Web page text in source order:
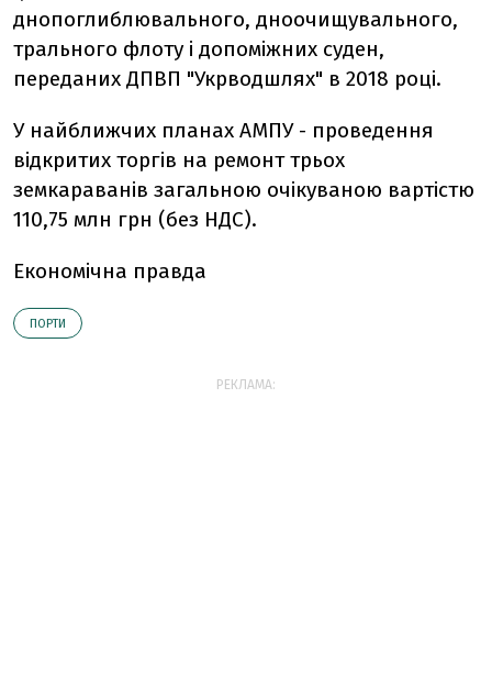
днопоглиблювального, дноочищувального,
трального флоту і допоміжних суден,
переданих ДПВП "Укрводшлях" в 2018 році.
У найближчих планах АМПУ - проведення
відкритих торгів на ремонт трьох
земкараванів загальною очікуваною вартістю
110,75 млн грн (без НДС).
Економічна правда
ПОРТИ
РЕКЛАМА: